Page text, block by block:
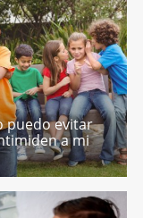
puedo evitar
a mi